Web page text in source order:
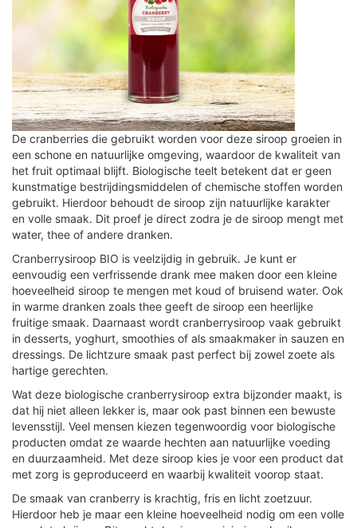
De cranberries die gebruikt worden voor deze siroop groeien in
een schone en natuurlijke omgeving, waardoor de kwaliteit van
het fruit optimaal blijft. Biologische teelt betekent dat er geen
kunstmatige bestrijdingsmiddelen of chemische stoffen worden
gebruikt. Hierdoor behoudt de siroop zijn natuurlijke karakter
en volle smaak. Dit proef je direct zodra je de siroop mengt met
water, thee of andere dranken.
Cranberrysiroop BIO is veelzijdig in gebruik. Je kunt er
eenvoudig een verfrissende drank mee maken door een kleine
hoeveelheid siroop te mengen met koud of bruisend water. Ook
in warme dranken zoals thee geeft de siroop een heerlijke
fruitige smaak. Daarnaast wordt cranberrysiroop vaak gebruikt
in desserts, yoghurt, smoothies of als smaakmaker in sauzen en
dressings. De lichtzure smaak past perfect bij zowel zoete als
hartige gerechten.
Wat deze biologische cranberrysiroop extra bijzonder maakt, is
dat hij niet alleen lekker is, maar ook past binnen een bewuste
levensstijl. Veel mensen kiezen tegenwoordig voor biologische
producten omdat ze waarde hechten aan natuurlijke voeding
en duurzaamheid. Met deze siroop kies je voor een product dat
met zorg is geproduceerd en waarbij kwaliteit voorop staat.
De smaak van cranberry is krachtig, fris en licht zoetzuur.
Hierdoor heb je maar een kleine hoeveelheid nodig om een volle